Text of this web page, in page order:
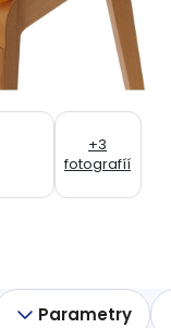
+3
fotografíí
Parametry